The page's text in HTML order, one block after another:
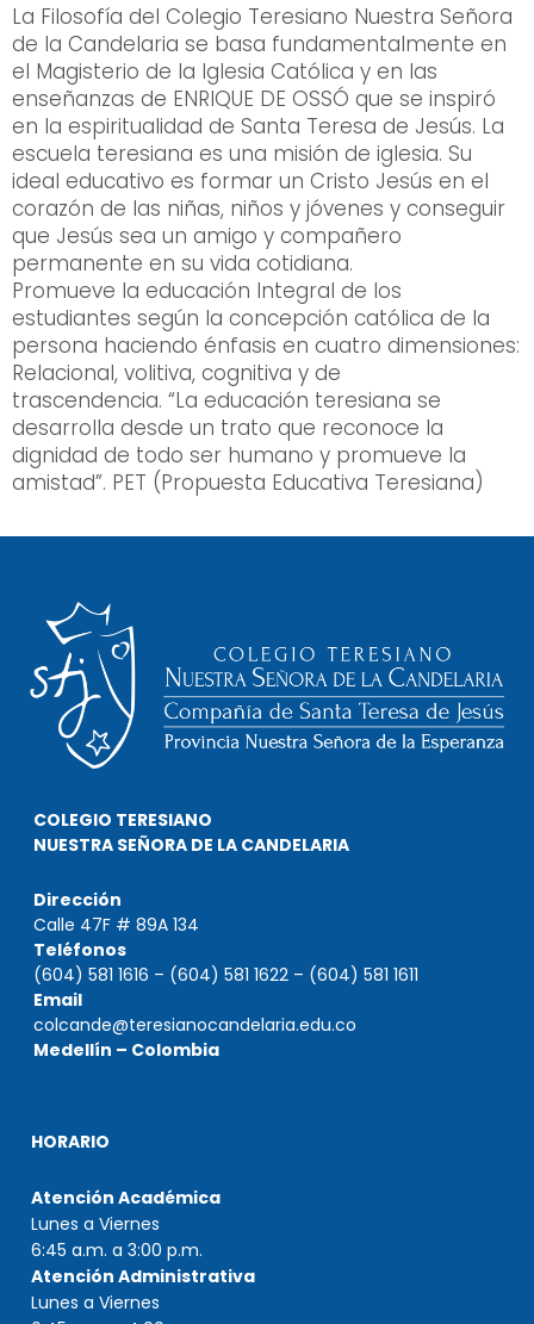
La Filosofía del Colegio Teresiano Nuestra Señora
de la Candelaria se basa fundamentalmente en
el Magisterio de la Iglesia Católica y en las
enseñanzas de ENRIQUE DE OSSÓ que se inspiró
en la espiritualidad de Santa Teresa de Jesús. La
escuela teresiana es una misión de iglesia. Su
ideal educativo es formar un Cristo Jesús en el
corazón de las niñas, niños y jóvenes y conseguir
que Jesús sea un amigo y compañero
permanente en su vida cotidiana.
Promueve la educación Integral de los
estudiantes según la concepción católica de la
persona haciendo énfasis en cuatro dimensiones:
Relacional, volitiva, cognitiva y de
trascendencia. “La educación teresiana se
desarrolla desde un trato que reconoce la
dignidad de todo ser humano y promueve la
amistad”. PET (Propuesta Educativa Teresiana)
COLEGIO TERESIANO
NUESTRA SEÑORA DE LA CANDELARIA
Dirección
Calle 47F # 89A 134
Teléfonos
(604) 581 1616 – (604) 581 1622 – (604) 581 1611
Email
colcande@teresianocandelaria.edu.co
Medellín – Colombia
HORARIO
Atención Académica
Lunes a Viernes
6:45 a.m. a 3:00 p.m.
Atención Administrativa
Lunes a Viernes